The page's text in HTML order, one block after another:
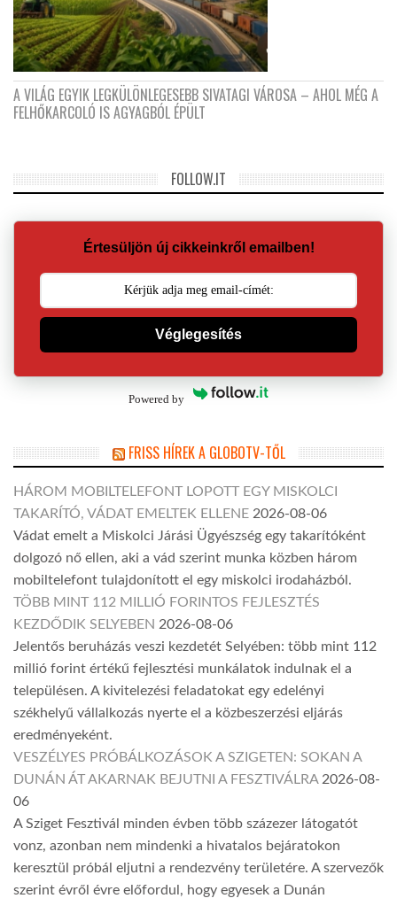
A VILÁG EGYIK LEGKÜLÖNLEGESEBB SIVATAGI VÁROSA – AHOL MÉG A
FELHŐKARCOLÓ IS AGYAGBÓL ÉPÜLT
FOLLOW.IT
Értesüljön új cikkeinkről emailben!
Véglegesítés
Powered by
FRISS HÍREK A GLOBOTV-TŐL
HÁROM MOBILTELEFONT LOPOTT EGY MISKOLCI
TAKARÍTÓ, VÁDAT EMELTEK ELLENE 2026-08-06
Vádat emelt a Miskolci Járási Ügyészség egy takarítóként
dolgozó nő ellen, aki a vád szerint munka közben három
mobiltelefont tulajdonított el egy miskolci irodaházból.
TÖBB MINT 112 MILLIÓ FORINTOS FEJLESZTÉS
KEZDŐDIK SELYEBEN 2026-08-06
Jelentős beruházás veszi kezdetét Selyében: több mint 112
millió forint értékű fejlesztési munkálatok indulnak el a
településen. A kivitelezési feladatokat egy edelényi
székhelyű vállalkozás nyerte el a közbeszerzési eljárás
eredményeként.
VESZÉLYES PRÓBÁLKOZÁSOK A SZIGETEN: SOKAN A
DUNÁN ÁT AKARNAK BEJUTNI A FESZTIVÁLRA 2026-08-
06
A Sziget Fesztivál minden évben több százezer látogatót
vonz, azonban nem mindenki a hivatalos bejáratokon
keresztül próbál eljutni a rendezvény területére. A szervezők
szerint évről évre előfordul, hogy egyesek a Dunán